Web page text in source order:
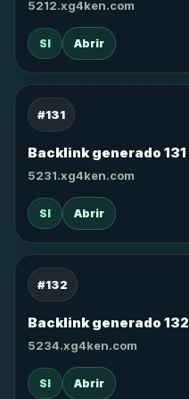
5212.xg4ken.com
SI Abrir
#131
Backlink generado 131
5231.xg4ken.com
SI Abrir
#132
Backlink generado 132
5234.xg4ken.com
SI Abrir